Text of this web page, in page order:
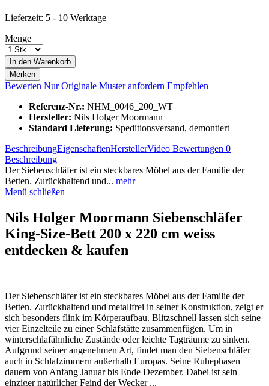
Sie haben die
Preisalarm aktivieren
inkl. 20% MwSt.: 2.280,00 €
inkl. 21% MwSt.: 2.299,00 €
inkl. 21% MwSt.: 2.299,00 €
inkl. 22% MwSt.: 2.318,00 €
Lieferzeit: 5 - 10 Werktage
Menge
In den Warenkorb
Merken
Bewerten Nur Originale Muster anfordern Empfehlen
Referenz-Nr.: NHM_0046_200_WT
Hersteller: Nils Holger Moormann
Standard Lieferung: Speditionsversand, demontiert
BeschreibungEigenschaftenHerstellerVideo Bewertungen 0
Beschreibung
Der Siebenschläfer ist ein steckbares Möbel aus der Familie der
Betten. Zurückhaltend und... mehr
Menü schließen
Nils Holger Moormann Siebenschläfer
King-Size-Bett 200 x 220 cm weiss
entdecken & kaufen
Der Siebenschläfer ist ein steckbares Möbel aus der Familie der
Betten. Zurückhaltend und metallfrei in seiner Konstruktion, zeigt er
sich besonders flink im Körperaufbau. Blitzschnell lassen sich seine
vier Einzelteile zu einer Schlafstätte zusammenfügen. Um in
winterschlafähnliche Zustände oder leichte Tagträume zu sinken.
Aufgrund seiner angenehmen Art, findet man den Siebenschläfer
auch in Schlafzimmern außerhalb Europas. Seine Ruhephasen
dauern von Anfang Januar bis Ende Dezember. Dabei ist sein
einziger natürlicher Feind der Wecker ...